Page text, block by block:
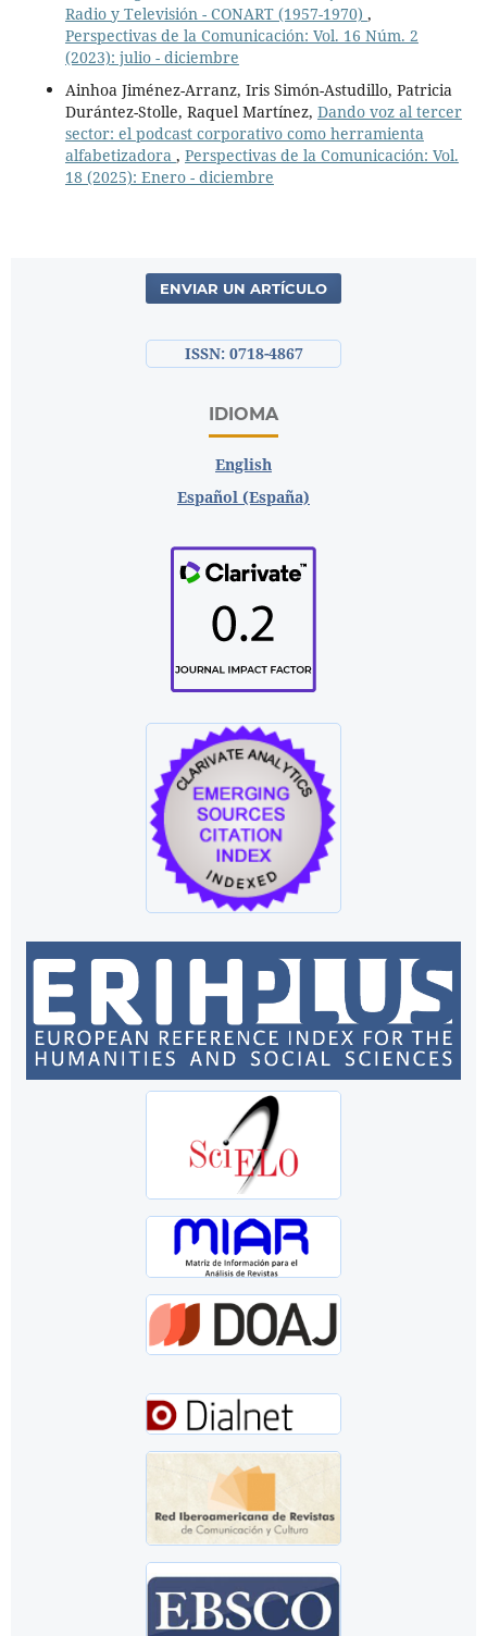
Radio y Televisión - CONART (1957-1970) ,
Perspectivas de la Comunicación: Vol. 16 Núm. 2
(2023): julio - diciembre
Ainhoa Jiménez-Arranz, Iris Simón-Astudillo, Patricia
Durántez-Stolle, Raquel Martínez, Dando voz al tercer
sector: el podcast corporativo como herramienta
alfabetizadora , Perspectivas de la Comunicación: Vol.
18 (2025): Enero - diciembre
ENVIAR UN ARTÍCULO
ISSN: 0718-4867
IDIOMA
English
Español (España)